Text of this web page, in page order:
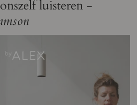
luisteren -